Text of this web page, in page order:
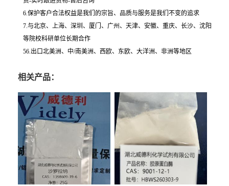
6.保护客户合法权益是我们的宗旨、品质与服务是我们不变的追求
7.与北京、上海、深圳、厦门、广州、天津、安徽、重庆、长沙、沈阳
等院校科研单位长期合作
56.出口北美洲、中/南美洲、西欧、东欧、大洋洲、非洲等地区
相关产品：